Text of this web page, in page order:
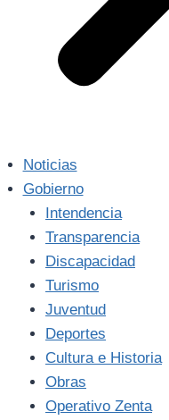
Noticias
Gobierno
Intendencia
Transparencia
Discapacidad
Turismo
Juventud
Deportes
Cultura e Historia
Obras
Operativo Zenta